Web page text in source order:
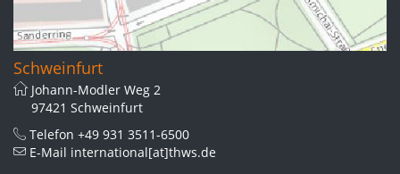
Schweinfurt
Johann-Modler Weg 2
97421 Schweinfurt
Telefon +49 931 3511-6500
E-Mail international[at]thws.de